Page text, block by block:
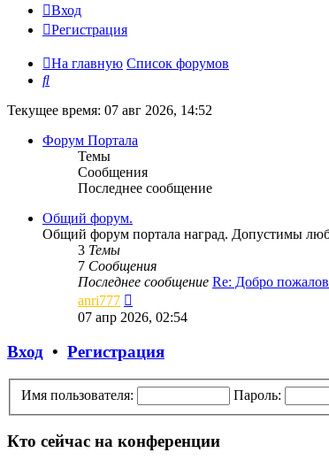
Вход
Регистрация
На главную Список форумов
Поиск
Текущее время: 07 авг 2026, 14:52
Форум Портала
Темы
Сообщения
Последнее сообщение
Общий форум.
Общий форум портала наград. Допустимы
3 Темы
7 Сообщения
Последнее сообщение Re: Добро
anri777
к
07 апр 2026, 02:54
Вход • Регистрация
Имя пользователя: Пароль:
Кто сейчас на конференции